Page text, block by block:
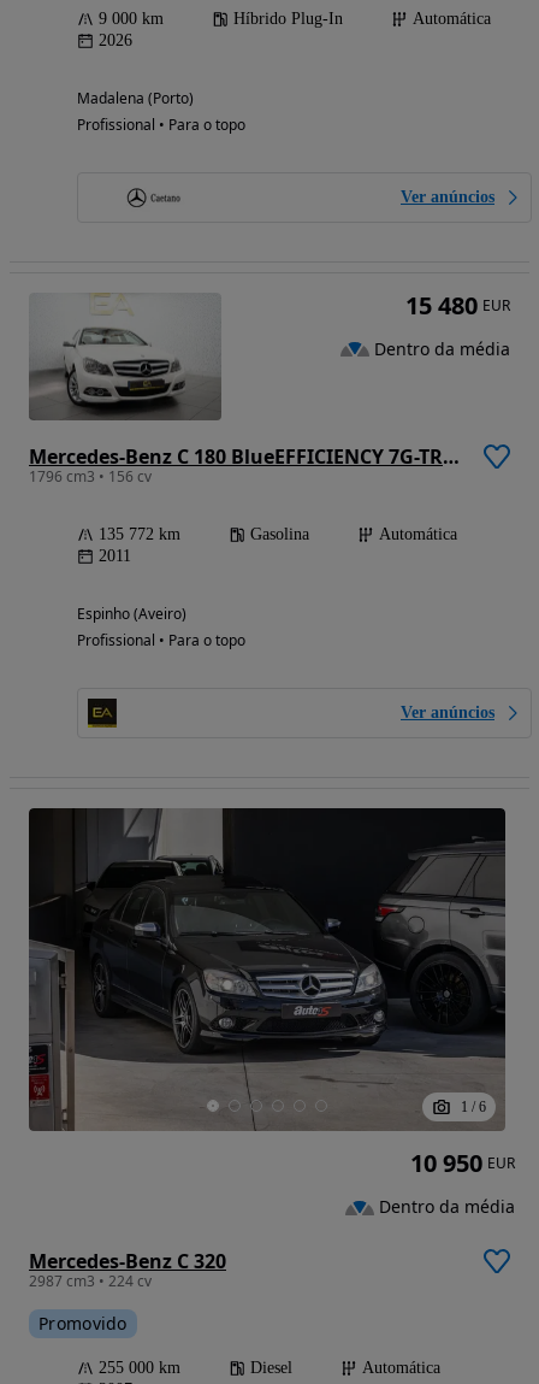
9 000 km Híbrido Plug-In
Automática
2026
Madalena (Porto)
Profissional • Para o topo
Ver anúncios
Mercedes-Benz C 180 BlueEFFICIENCY 7G-TRONIC
1796 cm3 • 156 cv
135 772 km Gasolina
Automática
2011
Espinho (Aveiro)
Profissional • Para o topo
Ver anúncios
15 480 EUR
Dentro da média
1 / 6
Mercedes-Benz C 320
2987 cm3 • 224 cv
Promovido
255 000 km Diesel
Automática
10 950 EUR
Dentro da média